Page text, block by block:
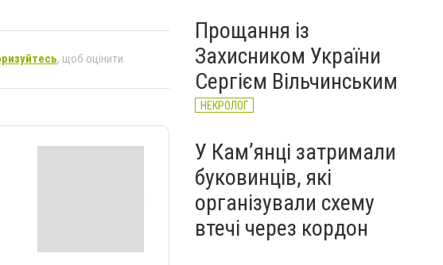
, щоб оцінити
Прощання із
Захисником України
Сергієм Вільчинським
НЕКРОЛОГ
У Кам’янці затримали
буковинців, які
організували схему
втечі через кордон